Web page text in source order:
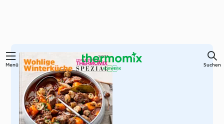
Zum
Hauptinhalt
springen
Menü Suchen